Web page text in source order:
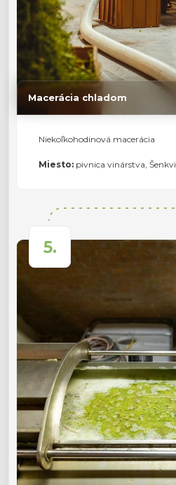
Macerácia chladom
Niekoľkohodinová macerácia
Miesto: pivnica vinárstva,
5.